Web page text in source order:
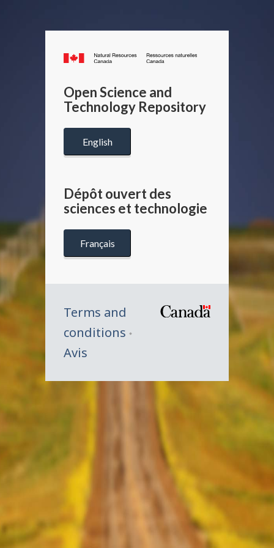
Canada.ca
/
Canada
Open Science and
Technology Repository
English
Dépôt ouvert des
sciences et technologie
Français
Terms and
conditions
Avis
Symbole
Canada